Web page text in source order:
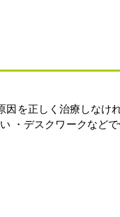
を正しく治療しな
・デスクワークなど